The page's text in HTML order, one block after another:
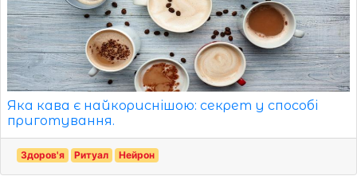
Яка кава є найкориснішою: секрет у способі
приготування.
Здоров'я Ритуал Нейрон